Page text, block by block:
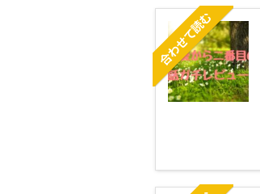
合わせて読む